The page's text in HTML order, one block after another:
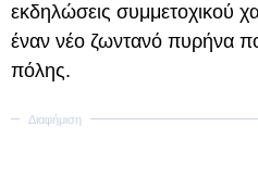
εκδηλώσεις συμμετοχικού
έναν νέο ζωντανό πυρήνα
πόλης.